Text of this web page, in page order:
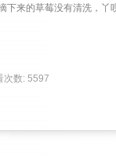
来的草莓没有清洗，
次数: 5597